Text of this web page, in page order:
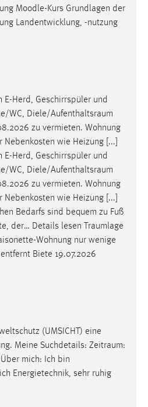
Moodle-Kurs Grundlagen der
Landentwicklung, -nutzung
E-Herd, Geschirrspüler und
WC, Diele/Aufenthaltsraum
zu vermieten. Wohnung
wie Heizung [...]
E-Herd, Geschirrspüler und
WC, Diele/Aufenthaltsraum
zu vermieten. Wohnung
wie Heizung [...]
Bedarfs sind bequem zu Fuß
der… Details lesen
Traumlage
Wohnung nur wenige
Biete 19.07.2026
(UMSICHT) eine
Meine Suchdetails: Zeitraum:
mich: Ich bin
Energietechnik, sehr ruhig
nutzen zu können.
mibew_locale = 3
1 Jahr
um sich an der Website
Informationen anonym.
uns zu verstehen, wie
Website nutzen.